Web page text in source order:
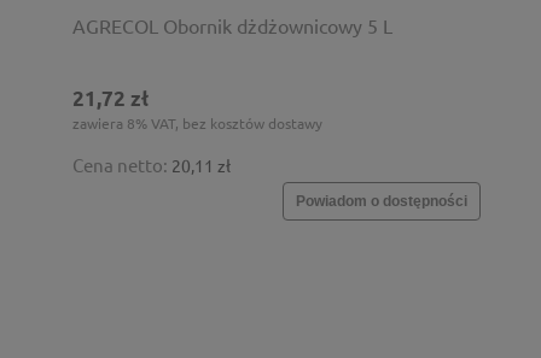
AGRECOL Obornik dżdżownicowy 5 L
21,72 zł
zawiera 8% VAT, bez kosztów dostawy
Cena netto: 20,11 zł
Powiadom o dostępności